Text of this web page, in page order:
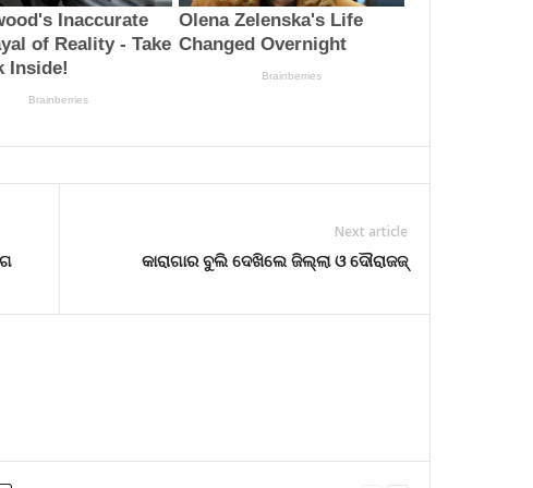
Next article
କାରାଗାର ବୁଲି ଦେଖିଲେ ଜିଲ୍ଲା ଓ ଦୌରାଜଜ୍